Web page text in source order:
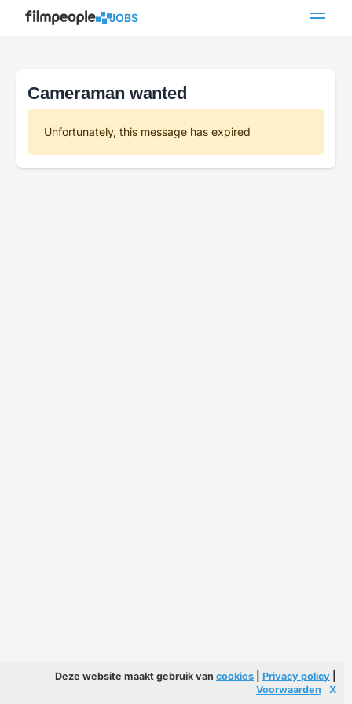
JOBS
Cameraman wanted
Unfortunately, this message has expired
Deze website maakt gebruik van cookies Privacy policy
Voorwaarden
X